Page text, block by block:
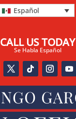
Español
CALL US TODAY
Se Habla Español